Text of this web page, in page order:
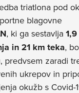
triatlona pod
blagovne
, ki ga sestavlja
in 21 km teka,
predvsem zaradi
ukrepov in
okužb s Covid-